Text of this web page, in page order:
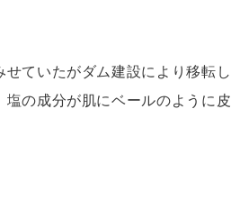
ていたがダム建設により移転
の成分が肌にベールのように